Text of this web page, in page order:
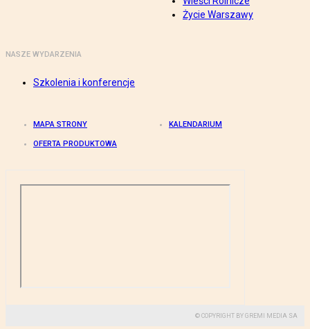
Życie Warszawy
NASZE WYDARZENIA
Szkolenia i konferencje
MAPA STRONY KALENDARIUM
OFERTA PRODUKTOWA
© COPYRIGHT BY GREMI MEDIA SA